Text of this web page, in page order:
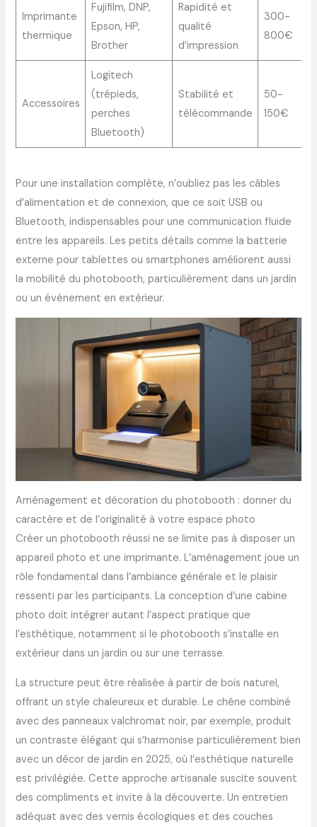
Imprimante
thermique
Fujifilm, DNP,
Epson, HP,
Brother
Rapidité et
qualité
d’impression
300-
800€
Accessoires
Logitech
(trépieds,
perches
Bluetooth)
Stabilité et
télécommande
50-
150€
Pour une installation complète, n’oubliez pas les câbles
d’alimentation et de connexion, que ce soit USB ou
Bluetooth, indispensables pour une communication fluide
entre les appareils. Les petits détails comme la batterie
externe pour tablettes ou smartphones améliorent aussi
la mobilité du photobooth, particulièrement dans un jardin
ou un événement en extérieur.
Aménagement et décoration du photobooth : donner du
caractère et de l’originalité à votre espace photo
Créer un photobooth réussi ne se limite pas à disposer un
appareil photo et une imprimante. L’aménagement joue un
rôle fondamental dans l’ambiance générale et le plaisir
ressenti par les participants. La conception d’une cabine
photo doit intégrer autant l’aspect pratique que
l’esthétique, notamment si le photobooth s’installe en
extérieur dans un jardin ou sur une terrasse.
La structure peut être réalisée à partir de bois naturel,
offrant un style chaleureux et durable. Le chêne combiné
avec des panneaux valchromat noir, par exemple, produit
un contraste élégant qui s’harmonise particulièrement bien
avec un décor de jardin en 2025, où l’esthétique naturelle
est privilégiée. Cette approche artisanale suscite souvent
des compliments et invite à la découverte. Un entretien
adéquat avec des vernis écologiques et des couches